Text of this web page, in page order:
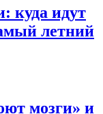
куда идут
летний
мозги» и